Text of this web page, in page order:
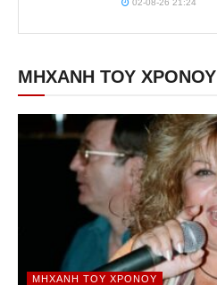
02-08-26 21:24
ΜΗΧΑΝΗ ΤΟΥ ΧΡΟΝΟΥ
ΜΗΧΑΝΉ ΤΟΥ ΧΡΌΝΟΥ